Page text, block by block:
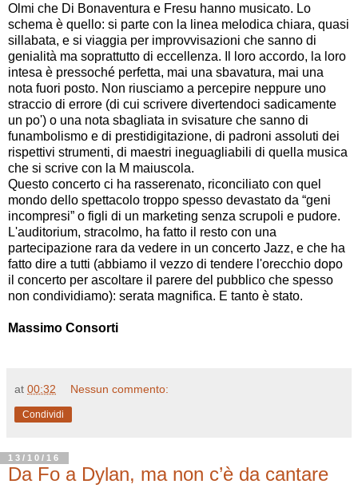
Olmi che Di Bonaventura e Fresu hanno musicato. Lo
schema è quello: si parte con la linea melodica chiara, quasi
sillabata, e si viaggia per improvvisazioni che sanno di
genialità ma soprattutto di eccellenza. Il loro accordo, la loro
intesa è pressoché perfetta, mai una sbavatura, mai una
nota fuori posto. Non riusciamo a percepire neppure uno
straccio di errore (di cui scrivere divertendoci sadicamente
un po') o una nota sbagliata in svisature che sanno di
funambolismo e di prestidigitazione, di padroni assoluti dei
rispettivi strumenti, di maestri ineguagliabili di quella musica
che si scrive con la M maiuscola.
Questo concerto ci ha rasserenato, riconciliato con quel
mondo dello spettacolo troppo spesso devastato da “geni
incompresi” o figli di un marketing senza scrupoli e pudore.
L'auditorium, stracolmo, ha fatto il resto con una
partecipazione rara da vedere in un concerto Jazz, e che ha
fatto dire a tutti (abbiamo il vezzo di tendere l'orecchio dopo
il concerto per ascoltare il parere del pubblico che spesso
non condividiamo): serata magnifica. E tanto è stato.
Massimo Consorti
at 00:32 Nessun commento:
Condividi
13/10/16
Da Fo a Dylan, ma non c’è da cantare